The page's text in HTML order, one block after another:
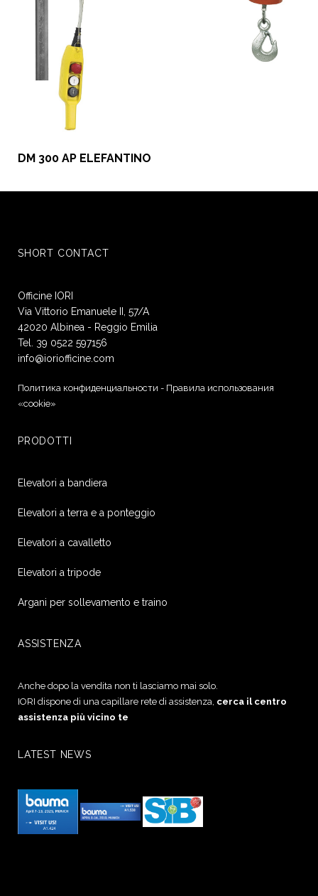
DM 300 AP ELEFANTINO
SHORT CONTACT
Officine IORI
Via Vittorio Emanuele II, 57/A
42020 Albinea - Reggio Emilia
Tel. 39 0522 597156
info@ioriofficine.com
Политика конфиденциальности - Правила использования
«cookie»
PRODOTTI
Elevatori a bandiera
Elevatori a terra e a ponteggio
Elevatori a cavalletto
Elevatori a tripode
Argani per sollevamento e traino
ASSISTENZA
Anche dopo la vendita non ti lasciamo mai solo.
IORI dispone di una capillare rete di assistenza, cerca il centro
assistenza più vicino te
LATEST NEWS